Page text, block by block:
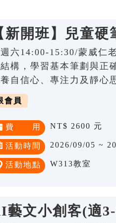
新開班】兒童
六14:00-15:30/蒙威仁
構，學習基本筆劃與正
自信心、專注力及靜心
會員
費 用 NT$ 2600 元
活動時間 2026/09/05 ~
活動地點 W313教室
藝文小創客(適